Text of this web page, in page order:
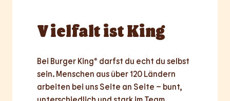
Vielfaltist King
Bei Burger King® darfst du echt du selbst
sein. Menschen aus über 120 Ländern
arbeiten bei uns Seite an Seite – bunt,